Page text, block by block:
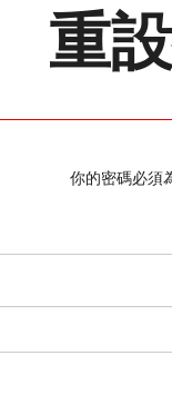
重
你的密碼必須